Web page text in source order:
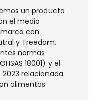
un producto
el medio
con
y Treedom.
normas
18001) y el
relacionada
alimentos.